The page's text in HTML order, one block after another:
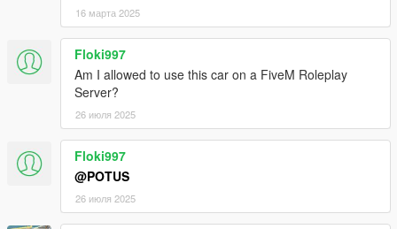
16 марта 2025
Floki997
Am I allowed to use this car on a FiveM Roleplay
Server?
26 июля 2025
Floki997
@POTUS
26 июля 2025